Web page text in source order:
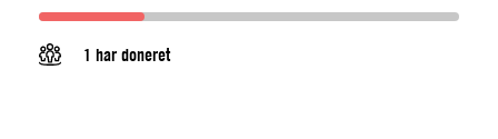
1 har doneret